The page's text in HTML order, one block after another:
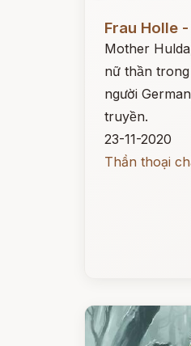
Frau Holle
Mother
nữ thần
người
truyền.
23-11-2020
Thần thoại